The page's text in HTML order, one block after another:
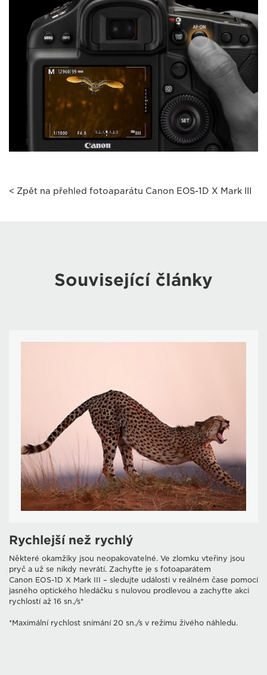
< Zpět na přehled fotoaparátu Canon EOS-1D X Mark III
Související články
Rychlejší než rychlý
Některé okamžiky jsou neopakovatelné. Ve zlomku vteřiny jsou
pryč a už se nikdy nevrátí. Zachyťte je s fotoaparátem
Canon EOS-1D X Mark III – sledujte události v reálném čase pomocí
jasného optického hledáčku s nulovou prodlevou a zachyťte akci
rychlostí až 16 sn./s*
*Maximální rychlost snímání 20 sn./s v režimu živého náhledu.